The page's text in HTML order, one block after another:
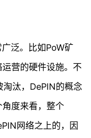
泛。比如PoW矿
营的硬件设施。不
汰，DePIN的概念
度来看，整个
网络之上的，因